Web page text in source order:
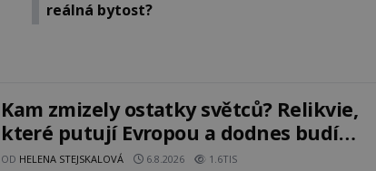
reálná bytost?
Kam zmizely ostatky světců? Relikvie,
které putují Evropou a dodnes budí
úžas
OD HELENA STEJSKALOVÁ 6.8.2026 1.6TIS